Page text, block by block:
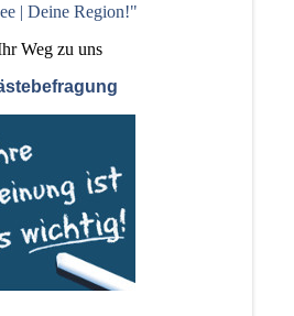
| Deine Region!"
Weg zu uns